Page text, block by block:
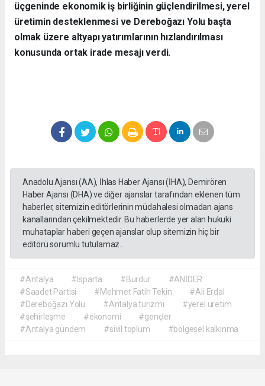
üçgeninde ekonomik iş birliğinin güçlendirilmesi, yerel
üretimin desteklenmesi ve Dereboğazı Yolu başta
olmak üzere altyapı yatırımlarının hızlandırılması
konusunda ortak irade mesajı verdi.
Anadolu Ajansı (AA), İhlas Haber Ajansı (İHA), Demirören
Haber Ajansı (DHA) ve diğer ajanslar tarafından eklenen tüm
haberler, sitemizin editörlerinin müdahalesi olmadan ajans
kanallarından çekilmektedir. Bu haberlerde yer alan hukuki
muhataplar haberi geçen ajanslar olup sitemizin hiç bir
editörü sorumlu tutulamaz...
#Antalya #Isparta #Burdur
#ANİDER
#Saadet Partisi
#Mehmet Fatih Tekin
#Ali Erdal
#Dereboğazı Yolu
#Antalya turizmi
#yerel üretim
#şehirleşme
#ekonomi
#gençler
#Antalya gündem
#sivil toplum #bölgesel kalkınma